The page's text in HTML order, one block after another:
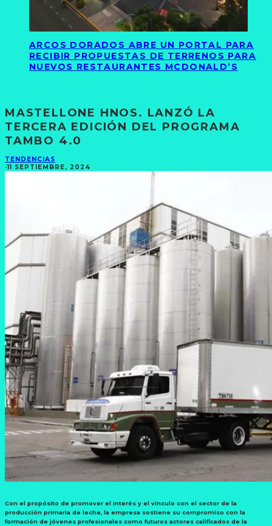
ARCOS DORADOS ABRE UN PORTAL PARA
RECIBIR PROPUESTAS DE TERRENOS PARA
NUEVOS RESTAURANTES MCDONALD’S
MASTELLONE HNOS. LANZÓ LA
TERCERA EDICIÓN DEL PROGRAMA
TAMBO 4.0
TENDENCIAS
·11 SEPTIEMBRE, 2024
Con el propósito de promover el interés y el vínculo con el sector de la
producción primaria de leche, la empresa sostiene su compromiso con la
formación de jóvenes profesionales como futuros actores calificados de la